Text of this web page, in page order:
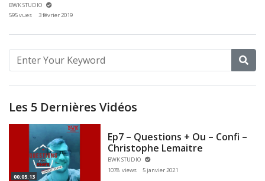
BWK STUDIO
595 vues
3 février 2019
Les 5 Dernières Vidéos
00:05:13
Ep7 – Questions + Ou – Confi –
Christophe Lemaitre
BWK STUDIO
1078 views
5 janvier 2021